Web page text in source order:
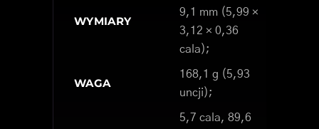
WYMIARY
9,1 mm (5,99 ×
3,12 × 0,36
cala);
WAGA
168,1 g (5,93
uncji);
5,7 cala, 89,6